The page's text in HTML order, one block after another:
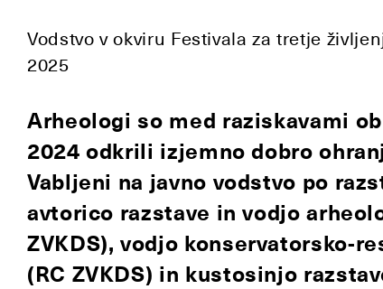
Vodstvo v okviru Festivala za tretje
2025
Arheologi so med raziskavami
2024 odkrili izjemno dobro
Vabljeni na javno vodstvo po
avtorico razstave in vodjo
ZVKDS), vodjo konservatorsko-
(RC ZVKDS) in kustosinjo